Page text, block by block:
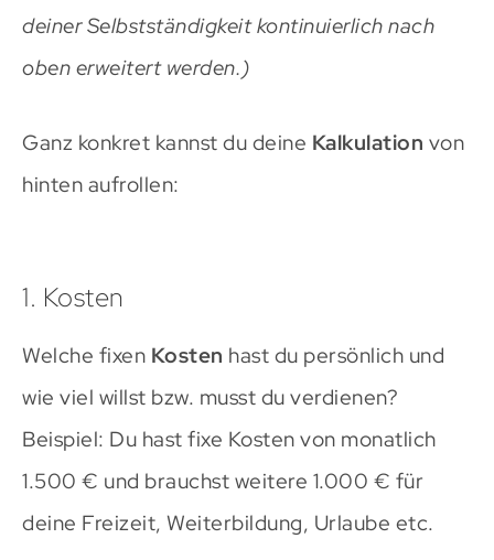
deiner Selbstständigkeit kontinuierlich nach
oben erweitert werden.)
Ganz konkret kannst du deine Kalkulation von
hinten aufrollen:
1. Kosten
Welche fixen Kosten hast du persönlich und
wie viel willst bzw. musst du verdienen?
Beispiel: Du hast fixe Kosten von monatlich
1.500 € und brauchst weitere 1.000 € für
deine Freizeit, Weiterbildung, Urlaube etc.